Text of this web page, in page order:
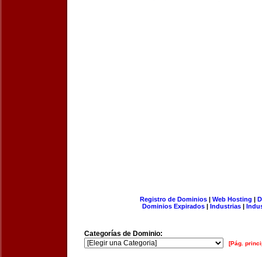
Registro de Dominios| Web Hosting |
Dominios Expirados | Industrias |
Categorías de Dominio:
[Pág.